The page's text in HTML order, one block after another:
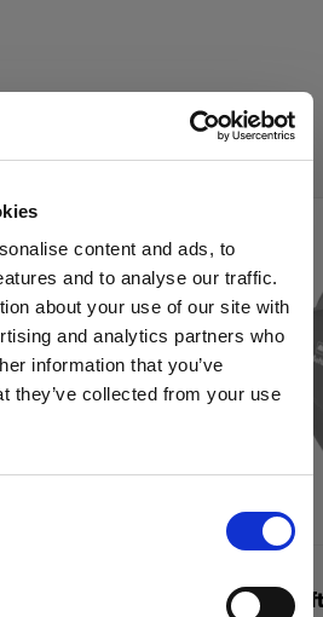
content and ads, to
and to analyse our traffic.
about your use of our site with
and analytics partners who
information that you’ve
they’ve collected from your use
la tua location?
Profoto